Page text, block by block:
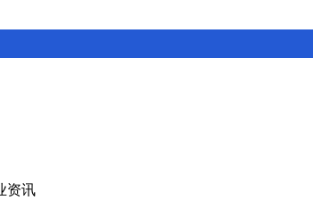
资讯